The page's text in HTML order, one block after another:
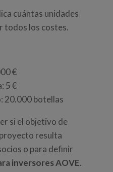
cuántas unidades
todos los costes.
€
5 €
20.000 botellas
si el objetivo de
resulta
o para definir
inversores AOVE.